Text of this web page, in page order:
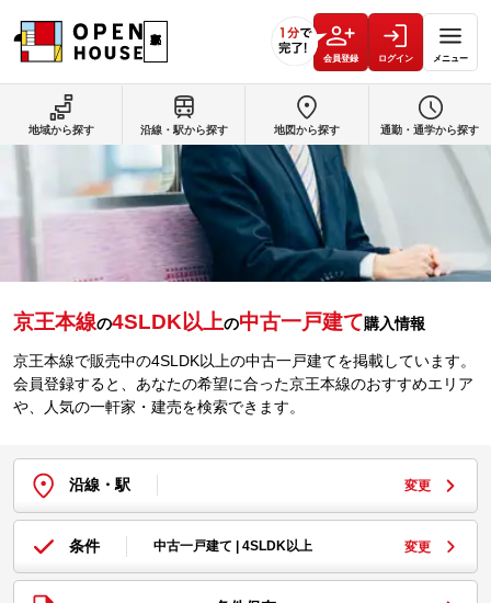
会員登録 ログイン メニュー
京王本線の4SLDK以上の中古一戸建て購入情報
京王本線で販売中の4SLDK以上の中古一戸建てを掲載しています。
会員登録すると、あなたの希望に合った京王本線のおすすめエリア
や、人気の一軒家・建売を検索できます。
沿線・駅 変更
条件 中古一戸建て | 4SLDK以上 変更
地域から探す 沿線・駅から探す 地図から探す 通勤・通学から探す